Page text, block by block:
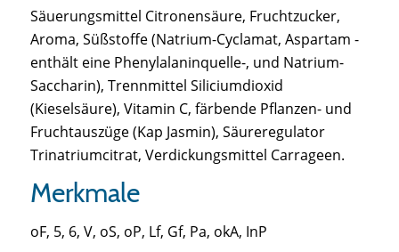
Säuerungsmittel Citronensäure, Fruchtzucker,
Aroma, Süßstoffe (Natrium-Cyclamat, Aspartam -
enthält eine Phenylalaninquelle-, und Natrium-
Saccharin), Trennmittel Siliciumdioxid
(Kieselsäure), Vitamin C, färbende Pflanzen- und
Fruchtauszüge (Kap Jasmin), Säureregulator
Trinatriumcitrat, Verdickungsmittel Carrageen.
Merkmale
oF, 5, 6, V, oS, oP, Lf, Gf, Pa, okA, InP